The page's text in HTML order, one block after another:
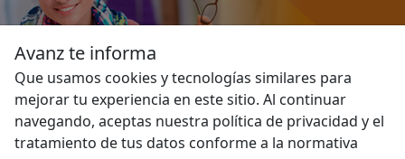
Para vos que buscas algo
diferente, porque todos
somos distintos
Avanz te informa
Que usamos cookies y tecnologías similares para
mejorar tu experiencia en este sitio. Al continuar
navegando, aceptas nuestra política de privacidad y el
tratamiento de tus datos conforme a la normativa